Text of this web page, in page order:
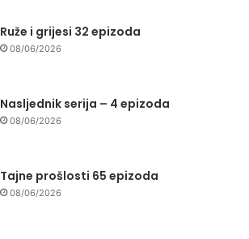
Ruže i grijesi 32 epizoda
08/06/2026
Nasljednik serija – 4 epizoda
08/06/2026
Tajne prošlosti 65 epizoda
08/06/2026